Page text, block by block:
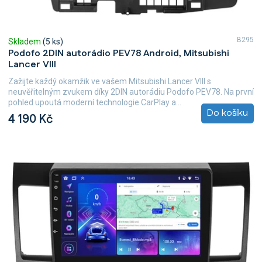
Podofo 2DIN autorádio PEV78 Android, Mitsubishi
Lancer VIII
Skladem (5 ks)
4 190 Kč Do košíku
Zažijte každý okamžik ve vašem Mitsubishi Lancer VIII s
neuvěřitelným zvukem díky 2DIN autorádiu Podofo PEV78. Na první
pohled upoutá moderní technologie CarPlay a...
B295